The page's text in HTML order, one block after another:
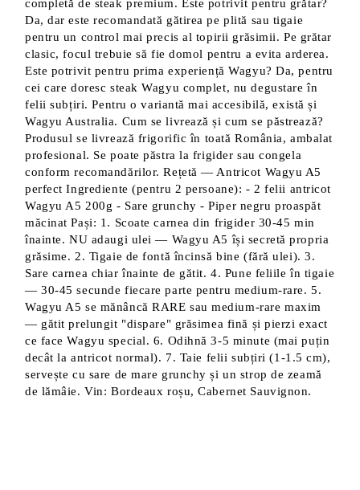
completă de steak premium. Este potrivit pentru grătar?
Da, dar este recomandată gătirea pe plită sau tigaie
pentru un control mai precis al topirii grăsimii. Pe grătar
clasic, focul trebuie să fie domol pentru a evita arderea.
Este potrivit pentru prima experiență Wagyu? Da, pentru
cei care doresc steak Wagyu complet, nu degustare în
felii subțiri. Pentru o variantă mai accesibilă, există și
Wagyu Australia. Cum se livrează și cum se păstrează?
Produsul se livrează frigorific în toată România, ambalat
profesional. Se poate păstra la frigider sau congela
conform recomandărilor. Rețetă — Antricot Wagyu A5
perfect Ingrediente (pentru 2 persoane): - 2 felii antricot
Wagyu A5 200g - Sare grunchy - Piper negru proaspăt
măcinat Pași: 1. Scoate carnea din frigider 30-45 min
înainte. NU adaugi ulei — Wagyu A5 își secretă propria
grăsime. 2. Tigaie de fontă încinsă bine (fără ulei). 3.
Sare carnea chiar înainte de gătit. 4. Pune feliile în tigaie
— 30-45 secunde fiecare parte pentru medium-rare. 5.
Wagyu A5 se mănâncă RARE sau medium-rare maxim
— gătit prelungit "dispare" grăsimea fină și pierzi exact
ce face Wagyu special. 6. Odihnă 3-5 minute (mai puțin
decât la antricot normal). 7. Taie felii subțiri (1-1.5 cm),
servește cu sare de mare grunchy și un strop de zeamă
de lămâie. Vin: Bordeaux roșu, Cabernet Sauvignon.